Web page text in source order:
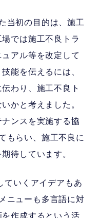
当初の目的は、施工
では施工不良トラ
アル等を改定して
能を伝えるには、
わり、施工不良ト
かと考えました。
ンスを実施する協
もらい、施工不良に
待しています。
ていくアイデアもあ
ニューも多言語に対
作成するという活